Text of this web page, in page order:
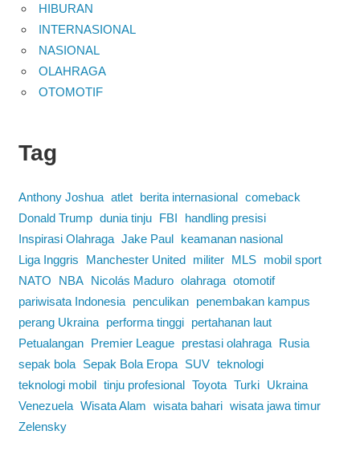
HIBURAN
INTERNASIONAL
NASIONAL
OLAHRAGA
OTOMOTIF
Tag
Anthony Joshua atlet berita internasional comeback
Donald Trump dunia tinju FBI
handling presisi
Inspirasi Olahraga Jake Paul
keamanan nasional
Liga Inggris
Manchester United militer MLS
mobil sport
NATO
NBA Nicolás Maduro olahraga otomotif
pariwisata Indonesia
penculikan
penembakan kampus
perang Ukraina
performa tinggi
pertahanan laut
Petualangan
Premier League prestasi olahraga
Rusia
sepak bola
Sepak Bola Eropa SUV teknologi
teknologi mobil tinju profesional Toyota Turki
Ukraina
Venezuela Wisata Alam wisata bahari wisata jawa timur
Zelensky